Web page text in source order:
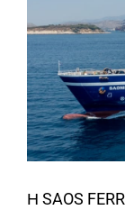
Η SAOS